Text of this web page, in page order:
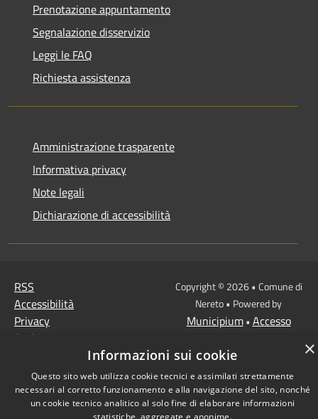
Prenotazione appuntamento
Segnalazione disservizio
Leggi le FAQ
Richiesta assistenza
Amministrazione trasparente
Informativa privacy
Note legali
Dichiarazione di accessibilità
RSS
Accessibilità
Privacy
Cookie
Copyright © 2026 • Comune di
Nereto • Powered by
Municipium• Accesso
×
Informazioni sui cookie
Questo sito web utilizza cookie tecnici e assimilati strettamente
necessari al corretto funzionamento e alla navigazione del sito, nonché
un cookie tecnico analitico al solo fine di elaborare informazioni
statistiche, aggregate e anonime.